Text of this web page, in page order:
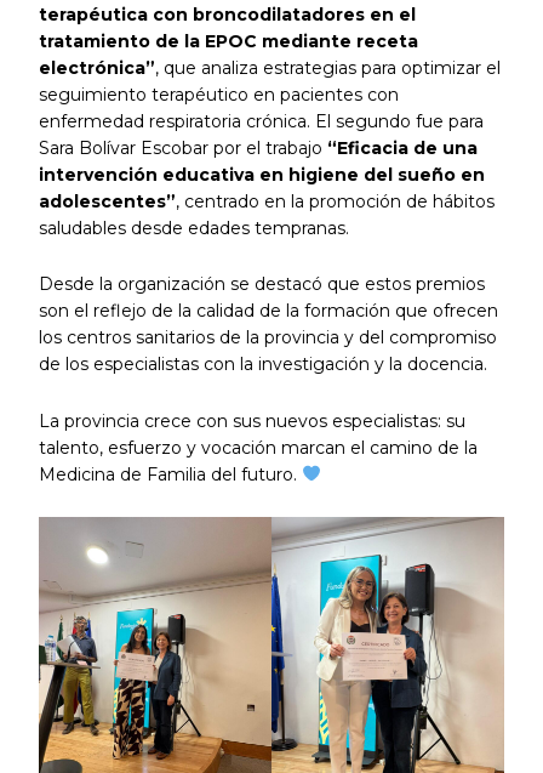
terapéutica con broncodilatadores en el
tratamiento de la EPOC mediante receta
electrónica”, que analiza estrategias para optimizar el
seguimiento terapéutico en pacientes con
enfermedad respiratoria crónica. El segundo fue para
Sara Bolívar Escobar por el trabajo “Eficacia de una
intervención educativa en higiene del sueño en
adolescentes”, centrado en la promoción de hábitos
saludables desde edades tempranas.
Desde la organización se destacó que estos premios
son el reflejo de la calidad de la formación que ofrecen
los centros sanitarios de la provincia y del compromiso
de los especialistas con la investigación y la docencia.
La provincia crece con sus nuevos especialistas: su
talento, esfuerzo y vocación marcan el camino de la
Medicina de Familia del futuro.